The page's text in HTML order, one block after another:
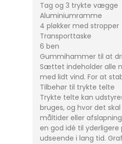
Tag og 3 trykte vægge
Aluminiumramme
4 pløkker med stropper
Transporttaske
6 ben
Gummihammer til at
Sættet indeholder alle
med lidt vind. For at
Tilbehør til trykte telte
Trykte telte kan
bruges, og hvor det
måltider eller
en god idé til
udseende i lang tid.